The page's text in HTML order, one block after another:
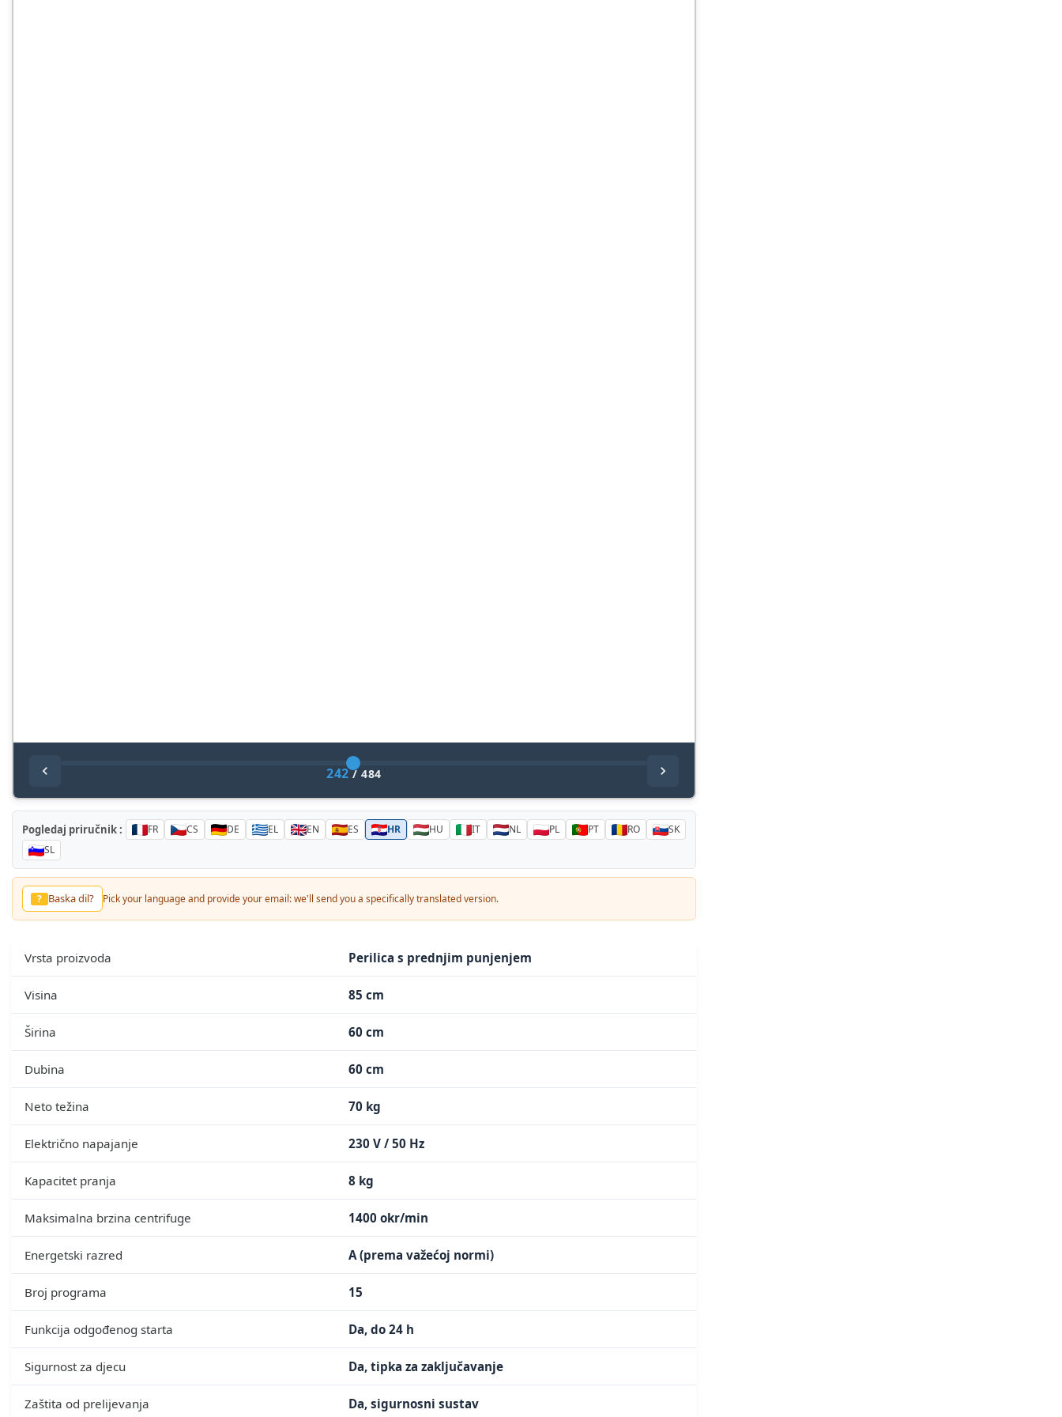
242/484
Pogledaj priručnik : FR CS DE EL EN ES HR HU IT NL PL PT RO
SK
SL
? Annat sprak? Pick your language and provide your email: we'll send you a specifically translated version.
Vrsta proizvoda Perilica s prednjim punjenjem
Visina 85 cm
Širina 60 cm
Dubina 60 cm
Neto težina 70 kg
Električno napajanje 230 V / 50 Hz
Kapacitet pranja 8 kg
Maksimalna brzina centrifuge 1400 okr/min
Energetski razred A (prema važećoj normi)
Broj programa 15
Funkcija odgođenog starta Da, do 24 h
Sigurnost za djecu Da, tipka za zaključavanje
Zaštita od prelijevanja Da, sigurnosni sustav